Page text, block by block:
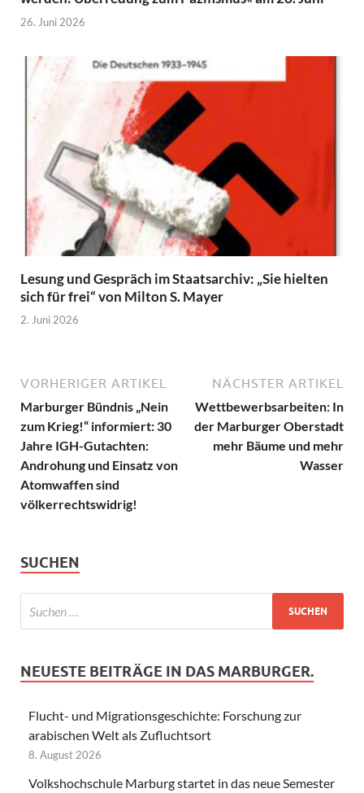
26. Juni 2026
Lesung und Gespräch im Staatsarchiv: „Sie hielten
sich für frei“ von Milton S. Mayer
2. Juni 2026
VORHERIGER ARTIKEL
Marburger Bündnis „Nein
zum Krieg!“ informiert: 30
Jahre IGH-Gutachten:
Androhung und Einsatz von
Atomwaffen sind
völkerrechtswidrig!
NÄCHSTER ARTIKEL
Wettbewerbsarbeiten: In
der Marburger Oberstadt
mehr Bäume und mehr
Wasser
SUCHEN
NEUESTE BEITRÄGE IN DAS MARBURGER.
Flucht- und Migrationsgeschichte: Forschung zur
arabischen Welt als Zufluchtsort
8. August 2026
Volkshochschule Marburg startet in das neue Semester